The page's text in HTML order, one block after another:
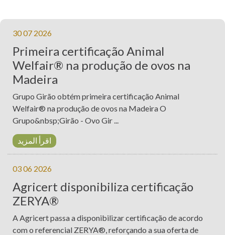
30 07 2026
Primeira certificação Animal
Welfair® na produção de ovos na
Madeira
Grupo Girão obtém primeira certificação Animal
Welfair® na produção de ovos na Madeira O
Grupo&nbsp;Girão - Ovo Gir ...
اقرأ المزيد
03 06 2026
Agricert disponibiliza certificação
ZERYA®
A Agricert passa a disponibilizar certificação de acordo
com o referencial ZERYA®, reforçando a sua oferta de